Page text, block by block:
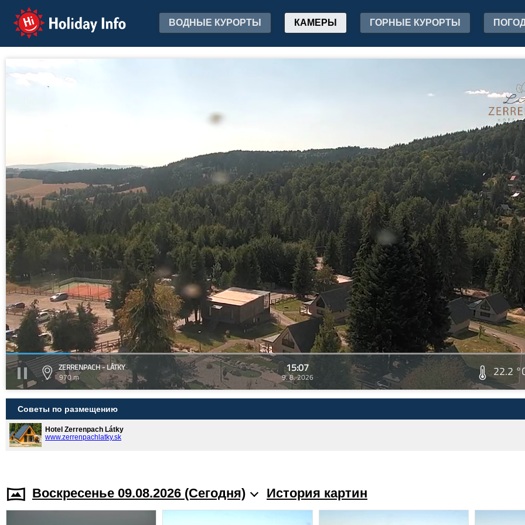
Holiday Info ВОДНЫЕ КУРОРТЫ КАМЕРЫ ГОРНЫЕ КУРОРТЫ
ZERRENPACH - LÁTKY
970 m
15:07
9. 8. 2026 22.2
Советы по размещению
Hotel Zerrenpach Látky
www.zerrenpachlatky.sk
Воскресенье 09.08.2026 (Cегодня) История картин